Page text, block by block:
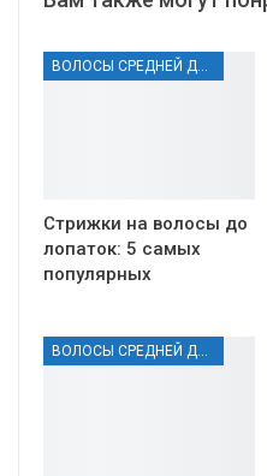
ВОЛОСЫ СРЕДНЕЙ ДЛИНЫ
Стрижки на волосы до
лопаток: 5 самых
популярных
ВОЛОСЫ СРЕДНЕЙ ДЛИНЫ